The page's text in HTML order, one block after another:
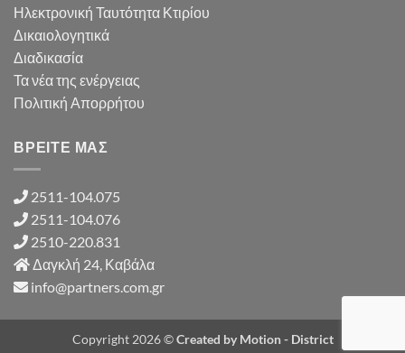
Ηλεκτρονική Ταυτότητα Κτιρίου
Δικαιολογητικά
Διαδικασία
Τα νέα της ενέργειας
Πολιτική Απορρήτου
ΒΡΕΙΤΕ ΜΑΣ
2511-104.075
2511-104.076
2510-220.831
Δαγκλή 24, Καβάλα
info@partners.com.gr
Copyright 2026 ©Created by Motion - District